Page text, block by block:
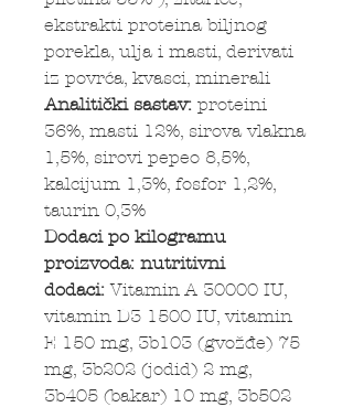
ekstrakti proteina biljnog
porekla, ulja i masti, derivati
iz povrća, kvasci, minerali
Analitički sastav: proteini
36%, masti 12%, sirova vlakna
1,5%, sirovi pepeo 8,5%,
kalcijum 1,3%, fosfor 1,2%,
taurin 0,3%
Dodaci po kilogramu
proizvoda: nutritivni
dodaci:Vitamin A 30000 IU,
vitamin D3 1500 IU, vitamin
E 150 mg, 3b103 (gvožđe) 75
mg, 3b202 (jodid) 2 mg,
3b405 (bakar) 10 mg, 3b502